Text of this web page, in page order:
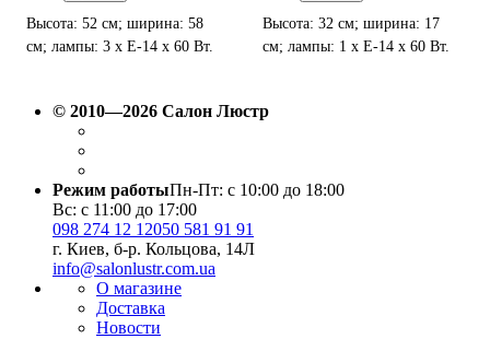
Высота: 52 см; ширина: 58
см; лампы: 3 х Е-14 х 60 Вт.
Высота: 32 см; ширина: 17
см; лампы: 1 х Е-14 х 60 Вт.
© 2010—2026 Салон Люстр
Режим работыПн-Пт: с 10:00 до 18:00
Вс: с 11:00 до 17:00
098 274 12 12050 581 91 91
г. Киев, б-р. Кольцова, 14Л
info@salonlustr.com.ua
О магазине
Доставка
Новости